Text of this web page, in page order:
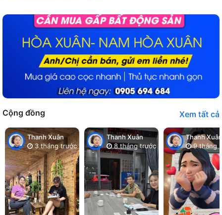
Cộng đồng Xem tất cả
Thanh Xuân
3 tháng trước
Thanh Xuân
8 tháng trước
Thanh Xuân
9 tháng